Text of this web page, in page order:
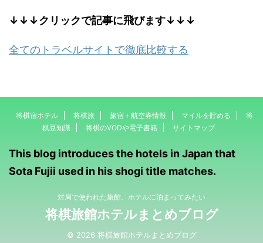
↓↓↓クリックで記事に飛びます↓↓↓
全てのトラベルサイトで徹底比較する
将棋宿ホテル 将棋旅 旅宿＋航空券情報 マイルを貯める
将
棋豆知識
将棋のVODや電子書籍 サイトマップ
This blog introduces the hotels in Japan that
Sota Fujii used in his shogi title matches.
対局で使われた旅館、ホテルに泊まってみたい
将棋旅館ホテルまとめブログ
© 2026 将棋旅館ホテルまとめブログ